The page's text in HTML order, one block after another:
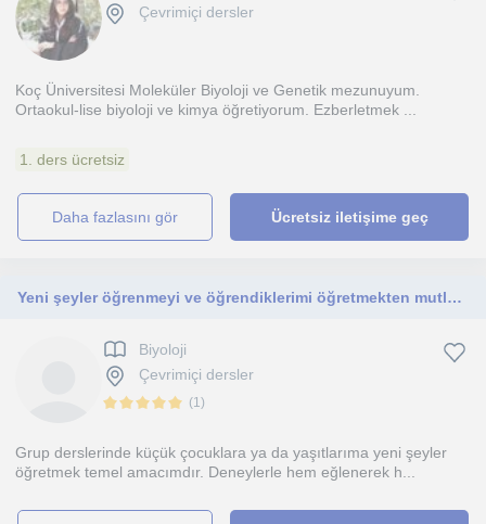
Çevrimiçi dersler
Koç Üniversitesi Moleküler Biyoloji ve Genetik mezunuyum.
Ortaokul-lise biyoloji ve kimya öğretiyorum. Ezberletmek ...
1. ders ücretsiz
daha fazlasını gör Ücretsiz iletişime geç
Yeni şeyler öğrenmeyi ve öğrendiklerimi öğretmekten mutluluk duyarım. Biyoloji hakkında bilgilerimi öğretmek için sabırsızım.
Biyoloji
Çevrimiçi dersler
(1)
Grup derslerinde küçük çocuklara ya da yaşıtlarıma yeni şeyler
öğretmek temel amacımdır. Deneylerle hem eğlenerek h...